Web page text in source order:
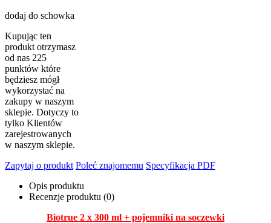
dodaj do schowka
Kupując ten
produkt otrzymasz
od nas 225
punktów które
będziesz mógł
wykorzystać na
zakupy w naszym
sklepie. Dotyczy to
tylko Klientów
zarejestrowanych
w naszym sklepie.
Zapytaj o produkt Poleć znajomemu Specyfikacja PDF
Opis produktu
Recenzje produktu (0)
Biotrue 2 x 300 ml + pojemniki na soczewki